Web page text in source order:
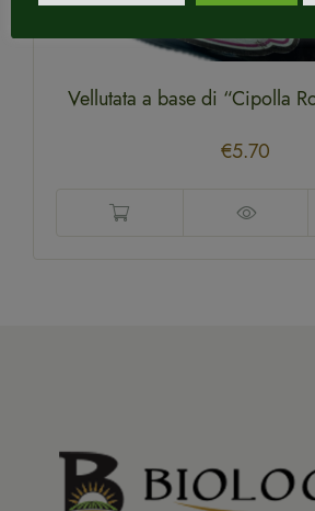
Vellutata a base di “Cipolla
€5.70